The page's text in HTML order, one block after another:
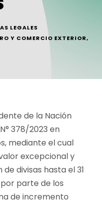
LEGALES
Y COMERCIO EXTERIOR,
de la Nación
378/2023 en
mediante el cual
excepcional y
divisas hasta el 31
parte de los
de incremento